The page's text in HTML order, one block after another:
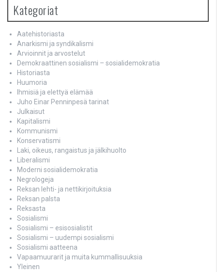
Kategoriat
Aatehistoriasta
Anarkismi ja syndikalismi
Arvioinnit ja arvostelut
Demokraattinen sosialismi – sosialidemokratia
Historiasta
Huumoria
Ihmisiä ja elettyä elämää
Juho Einar Penninpesä tarinat
Julkaisut
Kapitalismi
Kommunismi
Konservatismi
Laki, oikeus, rangaistus ja jälkihuolto
Liberalismi
Moderni sosialidemokratia
Negrologeja
Reksan lehti- ja nettikirjoituksia
Reksan palsta
Reksasta
Sosialismi
Sosialismi – esisosialistit
Sosialismi – uudempi sosialismi
Sosialismi aatteena
Vapaamuurarit ja muita kummallisuuksia
Yleinen